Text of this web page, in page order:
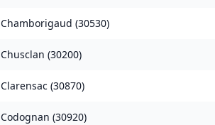
Chamborigaud (30530)
Chusclan (30200)
Clarensac (30870)
Codognan (30920)